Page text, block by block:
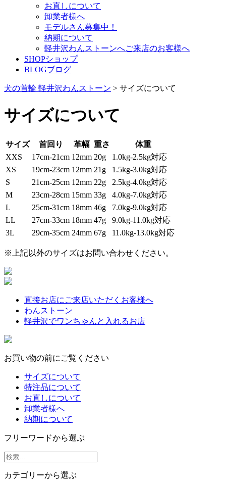
お直しについて
卸業者様へ
モデルさん募集中！
納期について
軽井沢わんストーンへご来店のお客様へ
SHOPショップ
BLOGブログ
犬の首輪 軽井沢わんストーン > サイズについて
サイズについて
サイズ 首回り 革幅 重さ
体重
XXS
17cm-21cm 12mm 20g
1.0kg-2.5kg対応
XS
19cm-23cm 12mm 21g
1.5kg-3.0kg対応
S
21cm-25cm 12mm 22g
2.5kg-4.0kg対応
M
23cm-28cm 15mm 33g
4.0kg-7.0kg対応
L
25cm-31cm 18mm 46g
7.0kg-9.0kg対応
LL
27cm-33cm 18mm 47g
9.0kg-11.0kg対応
3L
29cm-35cm 24mm 67g 11.0kg-13.0kg対応
※上記以外のサイズはお問い合わせください。
直接お店にご来店いただくお客様へ
わんストーン
軽井沢でワンちゃんと入れるお店
お買い物の前にご覧ください
サイズについて
特注品について
お直しについて
卸業者様へ
納期について
フリーワードから選ぶ
カテゴリーから選ぶ